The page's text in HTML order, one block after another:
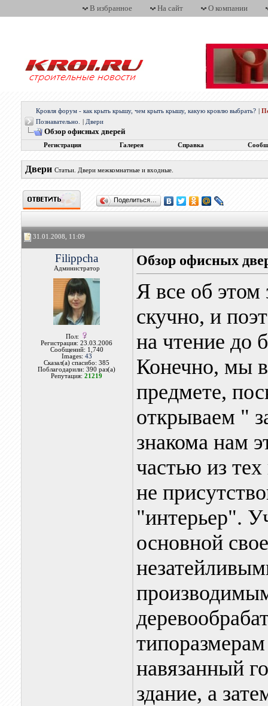
В избранное На сайт О компании
Кровля форум - как крыть крышу, чем крыть крышу, какую кровлю выбрать?
Познавательно.
Двери
Обзор офисных дверей
Регистрация Галерея Справка
Двери Статьи. Двери межкомнатные и входные.
Поделиться…
31.01.2008, 11:09
Filippcha
Администратор
Пол:
Регистрация: 23.03.2006
Сообщений: 1,740
Images: 43
Сказал(а) спасибо: 385
Поблагодарили: 390 раз(а)
Репутация:21219
Обзор офисных
Я все об
скучно, и
на чтение до
Конечно, мы
предмете,
открываем "
знакома нам
частью из тех
не
"интерьер".
основной
навязанный
здание, а